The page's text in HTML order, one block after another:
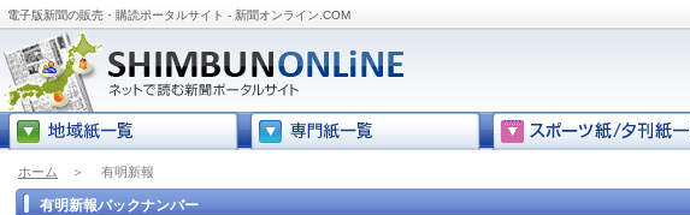
電子版新聞の販売・購読ポータルサイト - 新聞オンライン.COM
ホーム ＞ 有明新報
有明新報バックナンバー